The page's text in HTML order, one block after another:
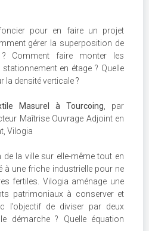
pour en faire un projet
gérer la superposition de
Comment faire monter les
en étage ? Quelle
la densité verticale ?
Masurel à Tourcoing , par
Maîtrise Ouvrage Adjoint en
Vilogia
la ville sur elle-même tout en
à une friche industrielle pour ne
fertiles. Vilogia aménage une
patrimoniaux à conserver et
l’objectif de diviser par deux
démarche ? Quelle équation